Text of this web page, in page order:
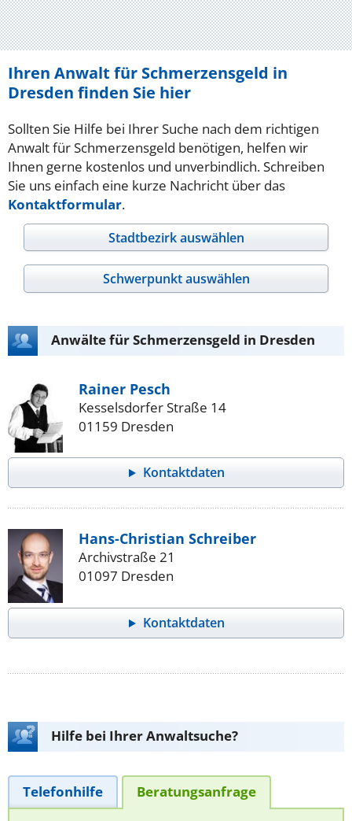
Ihren Anwalt für Schmerzensgeld in
Dresden finden Sie hier
Sollten Sie Hilfe bei Ihrer Suche nach dem richtigen
Anwalt für Schmerzensgeld benötigen, helfen wir
Ihnen gerne kostenlos und unverbindlich. Schreiben
Sie uns einfach eine kurze Nachricht über das
Kontaktformular.
Stadtbezirk auswählen
Schwerpunkt auswählen
Anwälte für Schmerzensgeld in Dresden
Rainer Pesch
Kesselsdorfer Straße 14
01159 Dresden
Kontaktdaten
Hans-Christian Schreiber
Archivstraße 21
01097 Dresden
Kontaktdaten
Hilfe bei Ihrer Anwaltsuche?
Telefonhilfe Beratungsanfrage